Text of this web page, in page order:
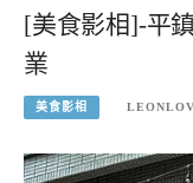
[美食影相]-平
業
美食影相